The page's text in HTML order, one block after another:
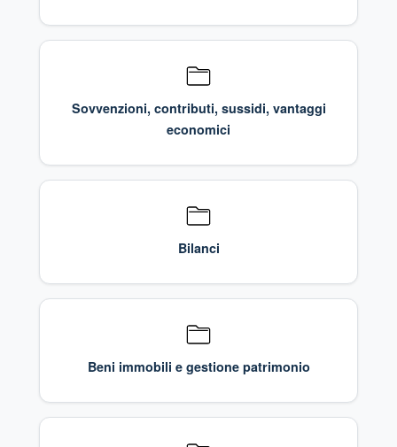
Sovvenzioni, contributi, sussidi, vantaggi
economici
Bilanci
Beni immobili e gestione patrimonio